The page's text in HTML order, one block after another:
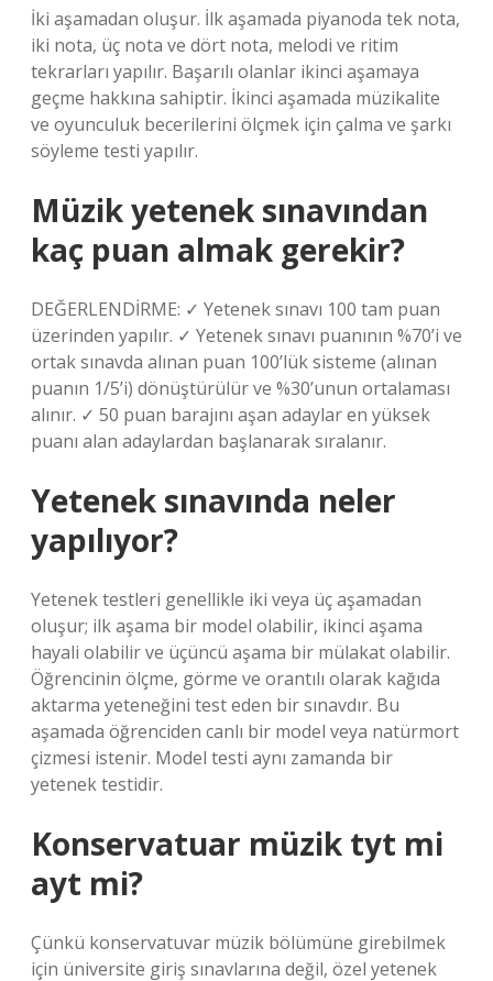
İki aşamadan oluşur. İlk aşamada piyanoda tek nota,
iki nota, üç nota ve dört nota, melodi ve ritim
tekrarları yapılır. Başarılı olanlar ikinci aşamaya
geçme hakkına sahiptir. İkinci aşamada müzikalite
ve oyunculuk becerilerini ölçmek için çalma ve şarkı
söyleme testi yapılır.
Müzik yetenek sınavından
kaç puan almak gerekir?
DEĞERLENDİRME: ✓ Yetenek sınavı 100 tam puan
üzerinden yapılır. ✓ Yetenek sınavı puanının %70’i ve
ortak sınavda alınan puan 100’lük sisteme (alınan
puanın 1/5’i) dönüştürülür ve %30’unun ortalaması
alınır. ✓ 50 puan barajını aşan adaylar en yüksek
puanı alan adaylardan başlanarak sıralanır.
Yetenek sınavında neler
yapılıyor?
Yetenek testleri genellikle iki veya üç aşamadan
oluşur; ilk aşama bir model olabilir, ikinci aşama
hayali olabilir ve üçüncü aşama bir mülakat olabilir.
Öğrencinin ölçme, görme ve orantılı olarak kağıda
aktarma yeteneğini test eden bir sınavdır. Bu
aşamada öğrenciden canlı bir model veya natürmort
çizmesi istenir. Model testi aynı zamanda bir
yetenek testidir.
Konservatuar müzik tyt mi
ayt mi?
Çünkü konservatuvar müzik bölümüne girebilmek
için üniversite giriş sınavlarına değil, özel yetenek